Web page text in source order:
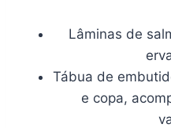
Lâminas de
Tábua de
e copa,